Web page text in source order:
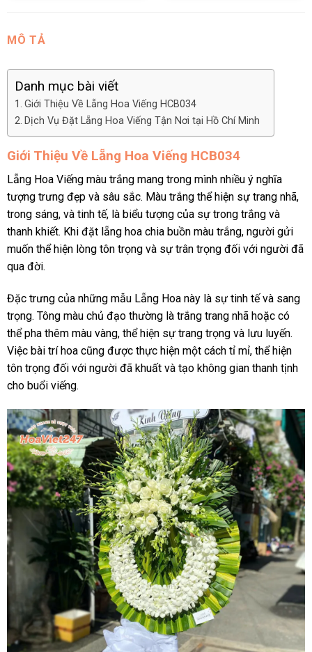
MÔ TẢ
Danh mục bài viết
Giới Thiệu Về Lẵng Hoa Viếng HCB034
Dịch Vụ Đặt Lẵng Hoa Viếng Tận Nơi tại Hồ Chí Minh
Giới Thiệu Về Lẵng Hoa Viếng HCB034
Lẵng Hoa Viếng màu trắng mang trong mình nhiều ý nghĩa
tượng trưng đẹp và sâu sắc. Màu trắng thể hiện sự trang nhã,
trong sáng, và tinh tế, là biểu tượng của sự trong trắng và
thanh khiết. Khi đặt lẵng hoa chia buồn màu trắng, người gửi
muốn thể hiện lòng tôn trọng và sự trân trọng đối với người đã
qua đời.
Đặc trưng của những mẫu Lẵng Hoa này là sự tinh tế và sang
trọng. Tông màu chủ đạo thường là trắng trang nhã hoặc có
thể pha thêm màu vàng, thể hiện sự trang trọng và lưu luyến.
Việc bài trí hoa cũng được thực hiện một cách tỉ mỉ, thể hiện
tôn trọng đối với người đã khuất và tạo không gian thanh tịnh
cho buổi viếng.